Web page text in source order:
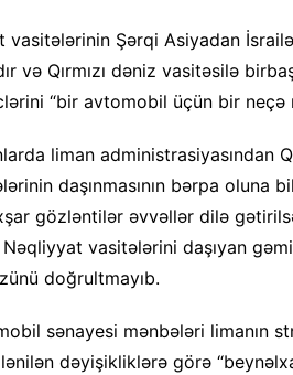
Şərqi Asiyadan
və Qırmızı dəniz vasitəsilə
“bir avtomobil üçün bir neçə
liman administrasiyasından
daşınmasının bərpa oluna
gözləntilər əvvəllər dilə
vasitələrini daşıyan
doğrultmayıb.
sənayesi mənbələri limanın
dəyişikliklərə görə